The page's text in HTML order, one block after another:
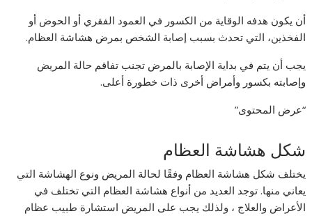
أن يكون هدفه الوقاية من الكسور في العمود الفقري أو الحوض أو
الفخذين، التي تحدث بسبب إصابة الشخص بمرض هشاشة العظام.
يجب أن يتم في بداية الإصابة بالمرض تجنب تفاقم حالة المريض
وإصابته بكسور وأمراض أخرى ذات خطورة أعلى.
“عرض المحتوى”
شكل هشاشة العظام
يختلف شكل هشاشة العظام وفقًا لحالة المريض ونوع الهشاشة التي
يعاني منها. توجد العديد من أنواع هشاشة العظام التي تختلف في
الأعراض والعلاج ، ولذلك يجب على المريض استشارة طبيب عظام